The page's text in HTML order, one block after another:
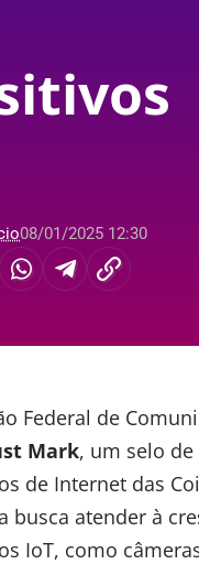
08/01/2025 12:30
Federal de
Mark, um selo
de Internet das
busca atender à
IoT, como